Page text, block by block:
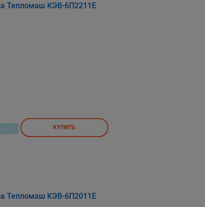
Тепломаш КЭВ-6П2211Е
(11) КУПИТЬ
Тепломаш КЭВ-6П2011Е